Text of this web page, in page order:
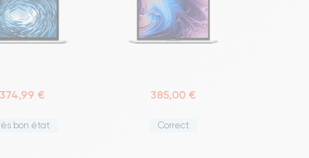
374,99 €
bon état
385,00 €
Correct